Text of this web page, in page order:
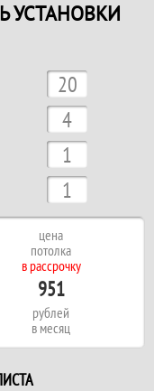
УСТАНОВКИ
цена
потолка
в рассрочку
951
рублей
в месяц